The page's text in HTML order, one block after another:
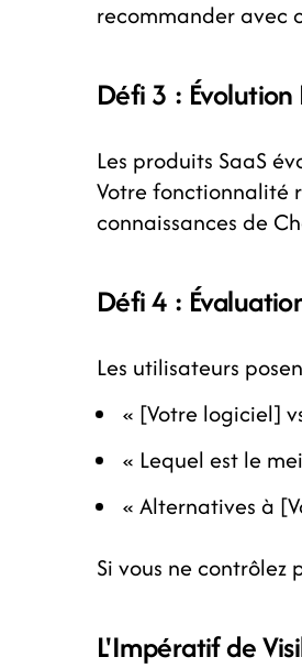
recommander avec
Défi 3 :
Les produits SaaS
Votre fonctionnalité
connaissances de
Défi 4 :
Les utilisateurs
« [Votre logiciel]
« Lequel est le
« Alternatives à
Si vous ne contrôlez
L'Impératif de